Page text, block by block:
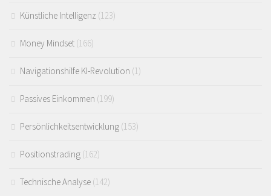
Künstliche Intelligenz (123)
Money Mindset (166)
Navigationshilfe KI-Revolution (1)
Passives Einkommen (199)
Persönlichkeitsentwicklung (153)
Positionstrading (162)
Technische Analyse (142)